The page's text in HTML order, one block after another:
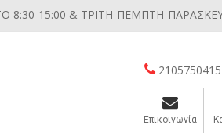
8:30-15:00 & ΤΡΙΤΗ-ΠΕΜΠΤΗ-
Επικοινωνία